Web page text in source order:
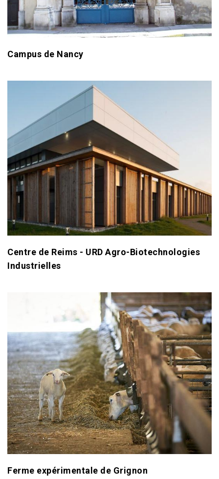
Campus de Nancy
Centre de Reims - URD Agro-Biotechnologies
Industrielles
Ferme expérimentale de Grignon